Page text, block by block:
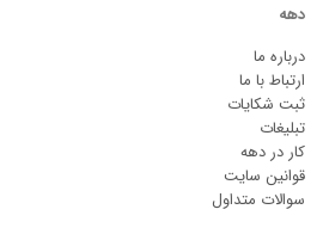
دهه
درباره ما
ارتباط با ما
ثبت شکایات
تبلیغات
کار در دهه
قوانین سایت
سوالات متداول